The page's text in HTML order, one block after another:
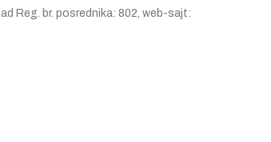
Reg. br. posrednika: 802, web-sajt: